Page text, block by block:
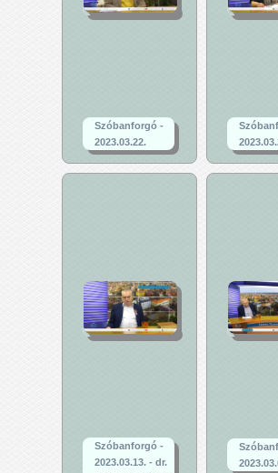
Szóbanforgó -
2023.03.22.
Szóbanforgó -
2023.03.13. - dr.